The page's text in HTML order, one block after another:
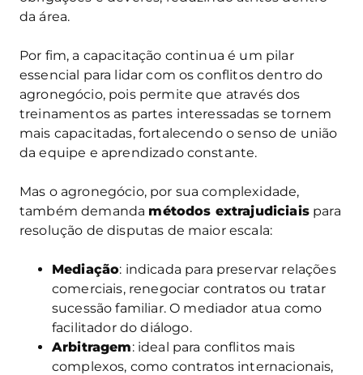
da área.
Por fim, a capacitação continua é um pilar
essencial para lidar com os conflitos dentro do
agronegócio, pois permite que através dos
treinamentos as partes interessadas se tornem
mais capacitadas, fortalecendo o senso de união
da equipe e aprendizado constante.
Mas o agronegócio, por sua complexidade,
também demanda métodos extrajudiciaispara
resolução de disputas de maior escala:
Mediação: indicada para preservar relações
comerciais, renegociar contratos ou tratar
sucessão familiar. O mediador atua como
facilitador do diálogo.
Arbitragem: ideal para conflitos mais
complexos, como contratos internacionais,